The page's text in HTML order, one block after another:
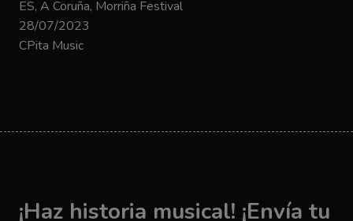
ES, A Coruña, Morriña Festival
28/07/2023
CPita Music
¡Haz historia musical! ¡Envía tu